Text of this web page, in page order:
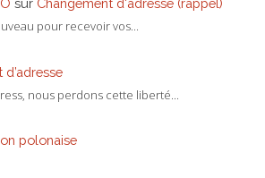
sur Changement d'adresse (rappel)
pour recevoir vos...
nous perdons cette liberté...
polonaise